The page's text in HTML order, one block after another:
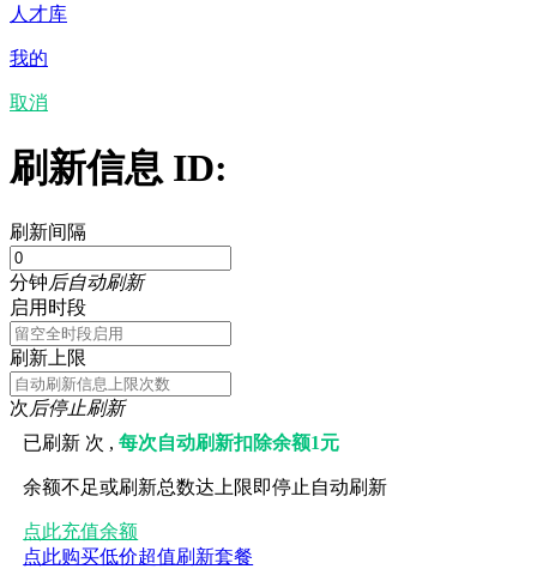
人才库
我的
取消
刷新信息 ID:
刷新间隔
分钟后自动刷新
启用时段
刷新上限
次后停止刷新
已刷新 次 ,每次自动刷新扣除余额1元
余额不足或刷新总数达上限即停止自动刷新
点此充值余额
点此购买低价超值刷新套餐